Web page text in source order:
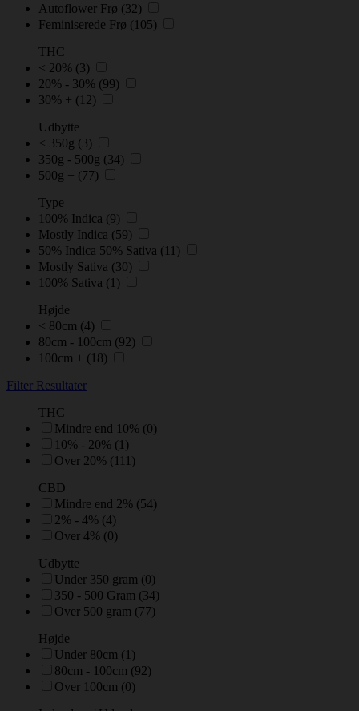
Autoflower Frø (32)
Feminiserede Frø (105)
THC
< 20% (3)
20% - 30% (99)
30% + (12)
Udbytte
< 350g (3)
350g - 500g (34)
500g + (77)
Type
100% Indica (9)
Mostly Indica (59)
50% Indica 50% Sativa (11)
Mostly Sativa (30)
100% Sativa (1)
Højde
< 80cm (4)
80cm - 100cm (92)
100cm + (18)
Filter Resultater
THC
Mindre end 10% (0)
10% - 20% (1)
Over 20% (111)
CBD
Mindre end 2% (54)
2% - 4% (4)
Over 4% (0)
Udbytte
Under 350 gram (0)
350 - 500 Gram (34)
Over 500 gram (77)
Højde
Under 80cm (1)
80cm - 100cm (92)
Over 100cm (0)